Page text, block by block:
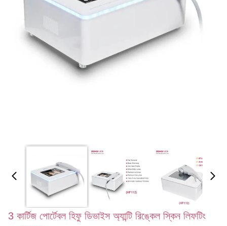
3 কার্টিজ পোর্টেবল হিফু ডিভাইস অ্যান্টি রিঙ্কেল স্কিন লিফটিং